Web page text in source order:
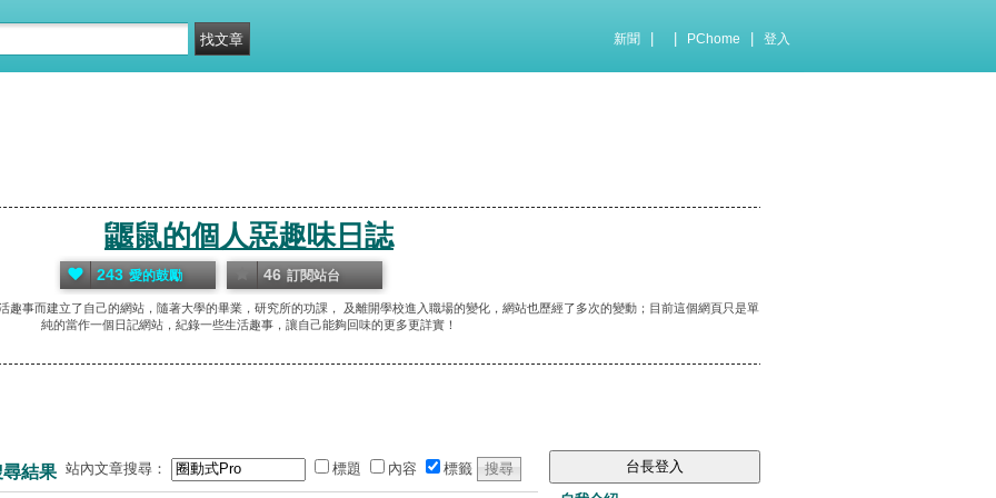
新聞 PChome 登入
鼴鼠的個人惡趣味日誌
趣事而建立了自己的網站，隨著大學的畢業，研究所的功課， 及離開學校進入職場的變化，網站也歷經了多次的變動；目前這個網頁只是單
純的當作一個日記網站，紀錄一些生活趣事，讓自己能夠回味的更多更詳實！
243 愛的鼓勵 46 訂閱站台
尋結果 站內文章搜尋： 標題 內容
標籤